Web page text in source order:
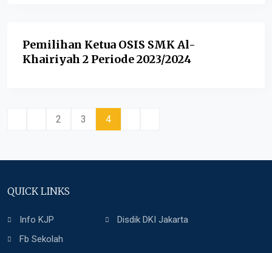
Pemilihan Ketua OSIS SMK Al-
Khairiyah 2 Periode 2023/2024
2 3 4
QUICK LINKS
Info KJP
Disdik DKI Jakarta
Fb Sekolah